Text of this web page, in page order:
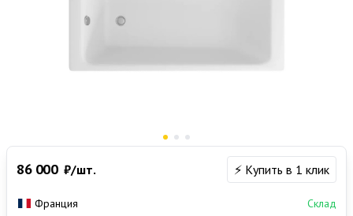
86 000 ₽/шт. ⚡ Купить в 1 клик
Франция Склад